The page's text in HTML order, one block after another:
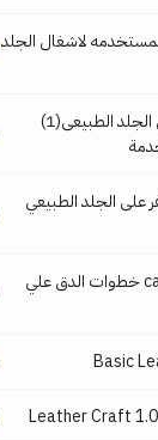
لاشغال الجلد
تعليم الحفر على الجلد الطبيعى(1)
على الجلد الطبيعي
carving leather خطوات الدق علي
Basic
Leather Craft